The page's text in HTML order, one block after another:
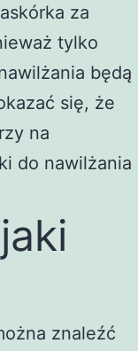
za
tylko
będą
się, że
na
do nawilżania
znaleźć